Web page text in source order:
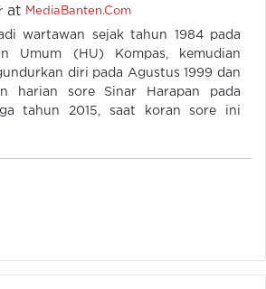
at MediaBanten.Com
wartawan sejak tahun 1984 pada
Umum (HU) Kompas, kemudian
diri pada Agustus 1999 dan
harian sore Sinar Harapan pada
tahun 2015, saat koran sore ini